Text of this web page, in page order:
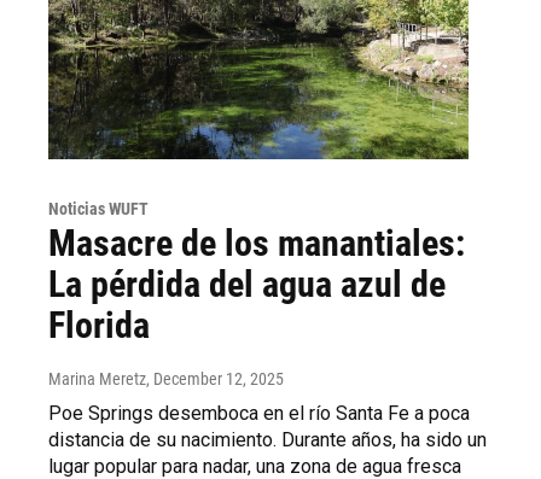
Noticias WUFT
Masacre de los manantiales:
La pérdida del agua azul de
Florida
Marina Meretz, December 12, 2025
Poe Springs desemboca en el río Santa Fe a poca
distancia de su nacimiento. Durante años, ha sido un
lugar popular para nadar, una zona de agua fresca